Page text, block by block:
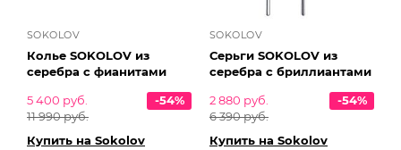
SOKOLOV
Колье SOKOLOV из
серебра с фианитами
5 400 руб.
11 990 руб.
-54%
Купить на Sokolov
SOKOLOV
Серьги SOKOLOV из
серебра с бриллиантами
2 880 руб.
6 390 руб.
-54%
Купить на Sokolov